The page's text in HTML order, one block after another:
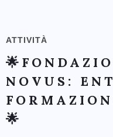
ATTIVITÀ
NOVUS:
🌟